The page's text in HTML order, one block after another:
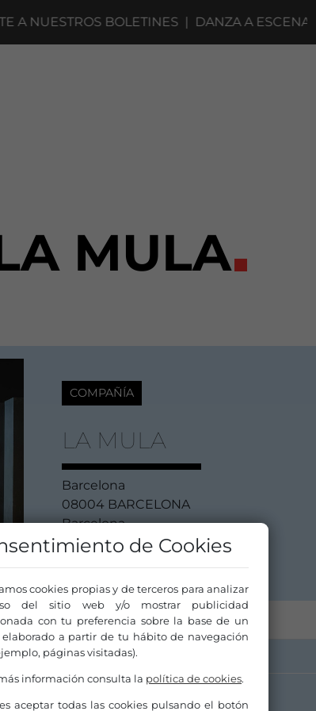
NUESTROS BOLETINES|DANZA A ESCENA
MULA
COMPAÑÍA
LA MULA
Barcelona
08004 BARCELONA
Barcelona
Cataluña / Catalunya
de Cookies
cookies propias y de terceros para analizar
del sitio web y/o mostrar publicidad
con tu preferencia sobre la base de un
a partir de tu hábito de navegación
páginas visitadas).
información consulta la política de cookies.
aceptar todas las cookies pulsando el botón